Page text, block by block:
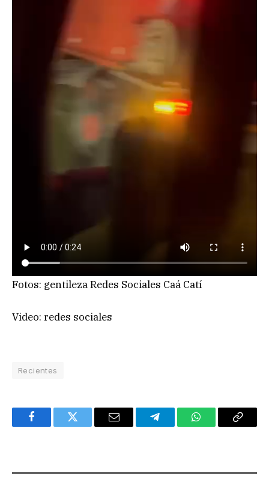
Fotos: gentileza Redes Sociales Caá Catí
Video: redes sociales
Recientes
FacebookTwitter Email TelegramWhatsAppCopy